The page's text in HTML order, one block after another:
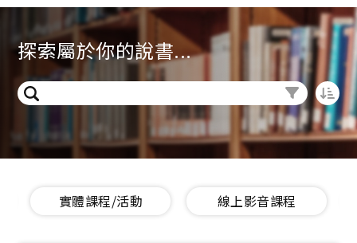
探索屬於你的說書...
實體課程/活動 線上影音課程